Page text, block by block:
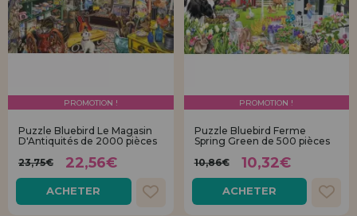
PROMOTION !
Puzzle Bluebird Le Magasin
D'Antiquités de 2000 pièces
23,75€
22,56€
ACHETER
PROMOTION !
Puzzle Bluebird Ferme
Spring Green de 500 pièces
10,86€
10,32€
ACHETER